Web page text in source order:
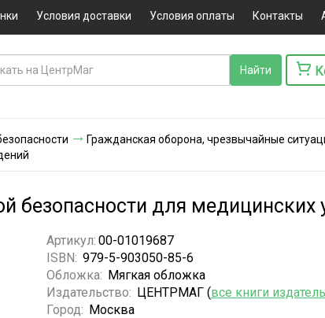
Условия доставки Условия оплаты Контакты
Гражданская оборона, чрезвычайные
безопасности для медицинских
Артикул: 00-01019687
ISBN: 979-5-903050-85-6
Обложка: Мягкая обложка
Издательство: ЦЕНТРМАГ (все книги
Город: Москва